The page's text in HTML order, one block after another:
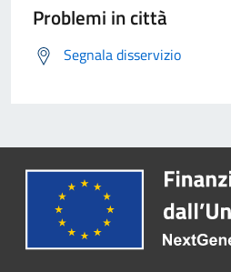
Problemi in città
Segnala disservizio